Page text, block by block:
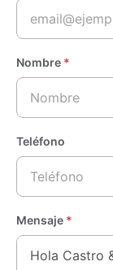
Nombre *
Teléfono
Mensaje *